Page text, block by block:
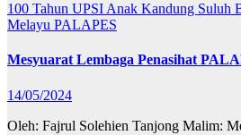
100 Tahun UPSI Anak Kandung Suluh
Melayu PALAPES
Mesyuarat Lembaga Penasihat
14/05/2024
Oleh: Fajrul Solehien Tanjong Malim: